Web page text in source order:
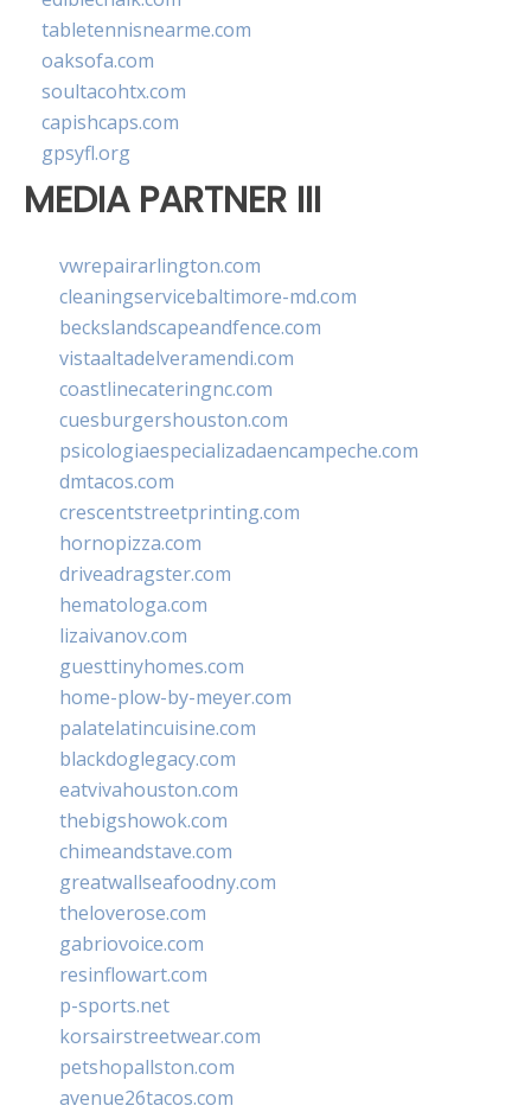
tabletennisnearme.com
oaksofa.com
soultacohtx.com
capishcaps.com
gpsyfl.org
MEDIA PARTNER III
vwrepairarlington.com
cleaningservicebaltimore-md.com
beckslandscapeandfence.com
vistaaltadelveramendi.com
coastlinecateringnc.com
cuesburgershouston.com
psicologiaespecializadaencampeche.com
dmtacos.com
crescentstreetprinting.com
hornopizza.com
driveadragster.com
hematologa.com
lizaivanov.com
guesttinyhomes.com
home-plow-by-meyer.com
palatelatincuisine.com
blackdoglegacy.com
eatvivahouston.com
thebigshowok.com
chimeandstave.com
greatwallseafoodny.com
theloverose.com
gabriovoice.com
resinflowart.com
p-sports.net
korsairstreetwear.com
petshopallston.com
avenue26tacos.com